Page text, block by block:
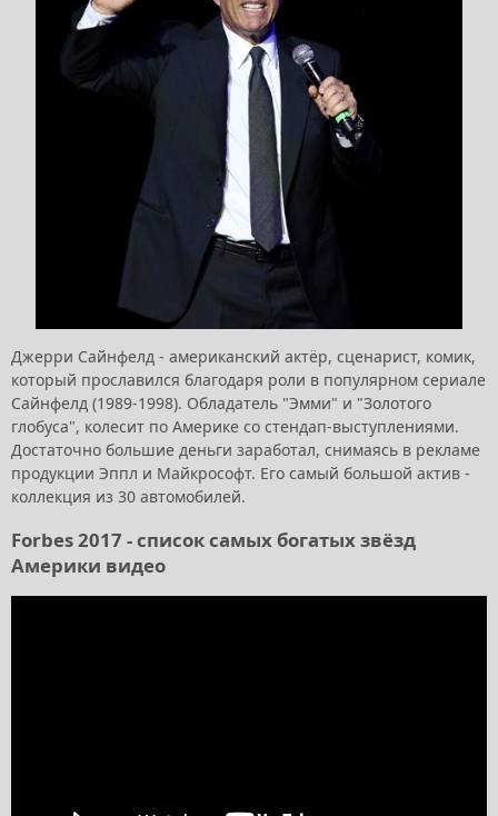
Джерри Сайнфелд - американский актёр, сценарист, комик,
который прославился благодаря роли в популярном сериале
Сайнфелд (1989-1998). Обладатель "Эмми" и "Золотого
глобуса", колесит по Америке со стендап-выступлениями.
Достаточно большие деньги заработал, снимаясь в рекламе
продукции Эппл и Майкрософт. Его самый большой актив -
коллекция из 30 автомобилей.
Forbes 2017 - список самых богатых звёзд
Америки видео